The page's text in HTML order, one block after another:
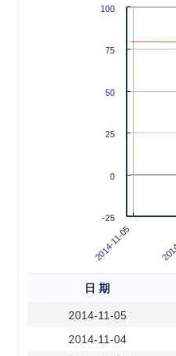
2014-11-05
0
100
-25
25
50
75
日 期
2014-11-05
2014-11-04